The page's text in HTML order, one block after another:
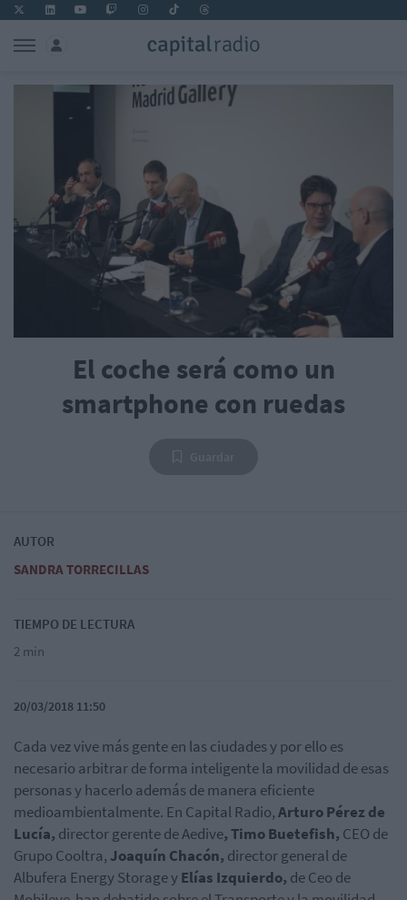
El coche será como un
smartphone con ruedas
AUTOR
SANDRA TORRECILLAS
TIEMPO DE LECTURA
2 min
20/03/2018 11:50
Cada vez vive más gente en las ciudades y por ello es
necesario arbitrar de forma inteligente la movilidad de esas
personas y hacerlo además de manera eficiente
medioambientalmente. En Capital Radio,Arturo Pérez de
Lucía, director gerente de Aedive, Timo Buetefish, CEO de
Grupo Cooltra, Joaquín Chacón, director general de
Albufera Energy Storage yElías Izquierdo, de Ceo de